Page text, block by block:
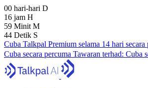
00 hari-hari D
16 jam H
59 Minit M
43 Detik S
Cuba Talkpal Premium selama 14 hari secara
Cuba secara percuma Tawaran terhad: Cuba